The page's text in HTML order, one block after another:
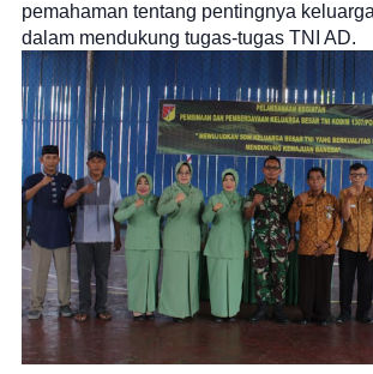
pemahaman tentang pentingnya
dalam mendukung tugas-tugas TNI AD.